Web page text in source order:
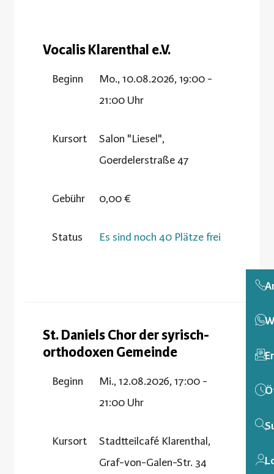
Vocalis Klarenthal e.V.
Beginn
Mo., 10.08.2026, 19:00 -
21:00 Uhr
Kursort
Salon "Liesel",
Goerdelerstraße 47
Gebühr 0,00 €
Status Es sind noch 40 Plätze frei
St. Daniels Chor der syrisch-
orthodoxen Gemeinde
Beginn
Mi., 12.08.2026, 17:00 -
21:00 Uhr
Kursort
Stadtteilcafé Klarenthal,
Graf-von-Galen-Str. 34